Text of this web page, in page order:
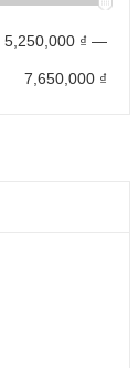
Giá
Giá
5,250,000 ₫ —
7,650,000 ₫